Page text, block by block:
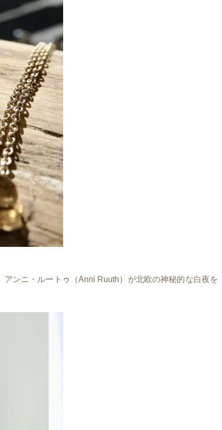
ンニ・ルートゥ（Anni Ruuth）が北欧の神秘的な白夜を